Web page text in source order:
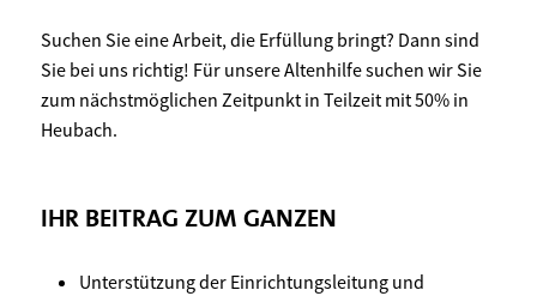
Suchen Sie eine Arbeit, die Erfüllung bringt? Dann sind
Sie bei uns richtig! Für unsere Altenhilfe suchen wir Sie
zum nächstmöglichen Zeitpunkt in Teilzeit mit 50% in
Heubach.
IHR BEITRAG ZUM GANZEN
Unterstützung der Einrichtungsleitung und